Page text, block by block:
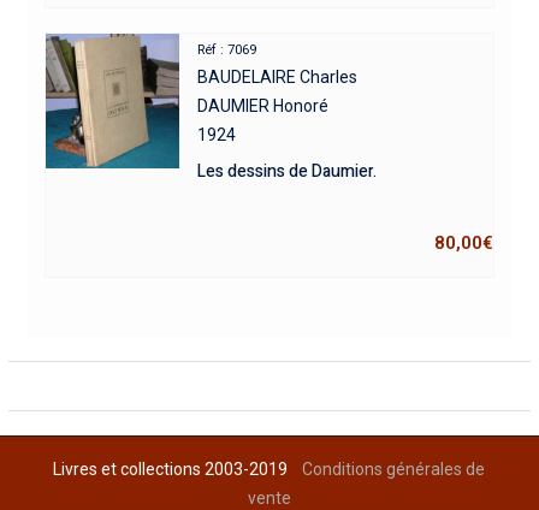
Réf : 7069
BAUDELAIRE Charles
DAUMIER Honoré
1924
Les dessins de Daumier.
80,00€
Livres et collections 2003-2019Conditions générales de
vente